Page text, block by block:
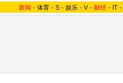
新闻 - 体育 - S - 娱乐 - V - 财经 - IT -